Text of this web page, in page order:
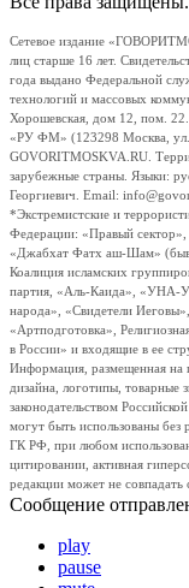
Сетевое издание
лиц старше 16 лет.
года выдано Федеральной
технологий и массовых
Хорошевская, дом 12, пом.
«РУ ФМ» (123298 Москва, ул.
GOVORITMOSKVA.RU.
зарубежные страны. Языки:
Георгиевич. Email:
*Экстремистские и
Федерации: «Правый
«Джабхат Фатх аш-Шам»
Коалиция исламских
партия, «Аль-Каида», «УНА-
народа», «Свидетели
«Артподготовка»,
в России» и входящие в ее
Информация, размещенная на
дизайна, логотипы, товарные
законодательством
могут быть использованы без
ГК РФ, при любом
цитировании, активная
редакции может не совпадать
Сообщение
play
pause